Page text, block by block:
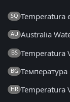
SQ Temperatura
AU Australia
BS Temperatura
BG
HR Temperatura